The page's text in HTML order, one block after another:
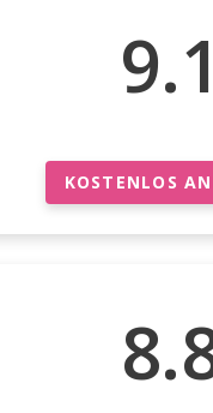
9.1
KOSTENLOS